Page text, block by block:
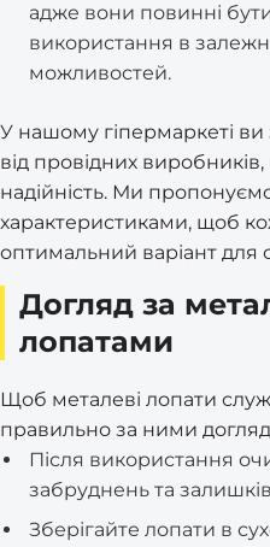
адже вони повинні
використання в
можливостей.
У нашому гіпермаркеті ви
від провідних виробників,
надійність. Ми
характеристиками, щоб
оптимальний варіант для
Догляд за
лопатами
Щоб металеві лопати
правильно за ними
Після використання
забруднень та
Зберігайте лопати в